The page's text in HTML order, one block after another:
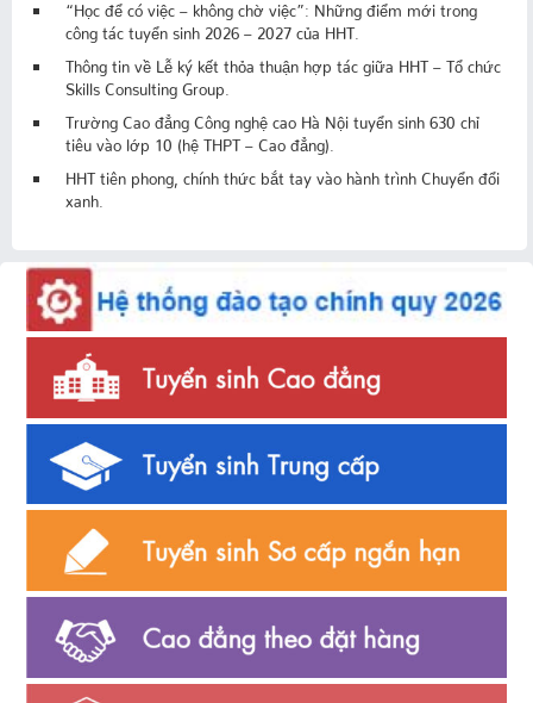
“Học để có việc – không chờ việc”: Những điểm mới trong
công tác tuyển sinh 2026 – 2027 của HHT.
Thông tin về Lễ ký kết thỏa thuận hợp tác giữa HHT – Tổ chức
Skills Consulting Group.
Trường Cao đẳng Công nghệ cao Hà Nội tuyển sinh 630 chỉ
tiêu vào lớp 10 (hệ THPT – Cao đẳng).
HHT tiên phong, chính thức bắt tay vào hành trình Chuyển đổi
xanh.